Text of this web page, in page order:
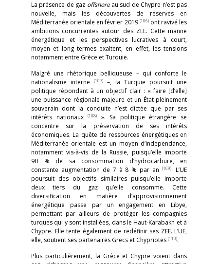
La présence de gaz offshoreau sud de Chypre n’est pas
nouvelle, mais les découvertes de réserves en
Méditerranée orientale en février 2019 (106)ont ravivé les
ambitions concurrentes autour des ZEE. Cette manne
énergétique et les perspectives lucratives à court,
moyen et long termes exaltent, en effet, les tensions
notamment entre Grèce et Turquie.
Malgré une rhétorique belliqueuse – qui conforte le
nationalisme interne
(107)
–, la Turquie poursuit une
politique répondant à un objectif clair : « faire [d’elle]
une puissance régionale majeure et un État pleinement
souverain dont la conduite n’est dictée que par ses
intérêts nationaux(108)
». Sa politique étrangère se
concentre sur la préservation de ses intérêts
économiques. La quête de ressources énergétiques en
Méditerranée orientale est un moyen d’indépendance,
notamment vis-à-vis de la Russie, puisqu’elle importe
90 % de sa consommation d’hydrocarbure, en
constante augmentation de 7 à 8 % par an(109). L’UE
poursuit des objectifs similaires puisqu’elle importe
deux tiers du gaz qu’elle consomme. Cette
diversification en matière d’approvisionnement
énergétique passe par un engagement en Libye,
permettant par ailleurs de protéger les compagnies
turques qui y sont installées, dans le Haut-Karabakh et à
Chypre. Elle tente également de redéfinir ses ZEE. L’UE,
elle, soutient ses partenaires Grecs et Chypriotes (110).
Plus particulièrement, la Grèce et Chypre voient dans